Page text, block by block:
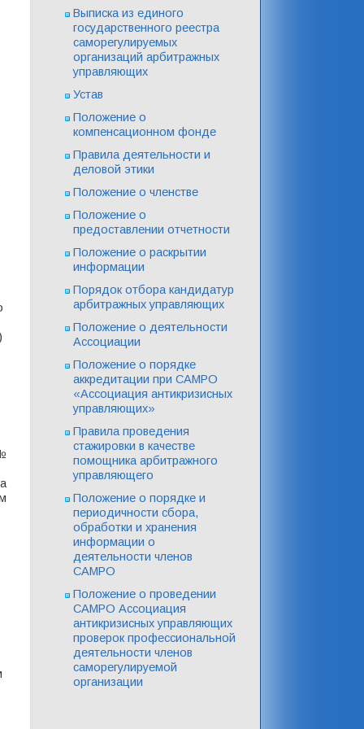
Выписка из единого
государственного реестра
саморегулируемых
организаций арбитражных
управляющих
Устав
Положение о
компенсационном фонде
Правила деятельности и
деловой этики
Положение о членстве
Положение о
предоставлении отчетности
Положение о раскрытии
информации
Порядок отбора кандидатур
арбитражных управляющих
Положение о деятельности
Ассоциации
Положение о порядке
аккредитации при САМРО
«Ассоциация антикризисных
управляющих»
Правила проведения
стажировки в качестве
помощника арбитражного
управляющего
Положение о порядке и
периодичности сбора,
обработки и хранения
информации о
деятельности членов
САМРО
Положение о проведении
САМРО Ассоциация
антикризисных управляющих
проверок профессиональной
деятельности членов
саморегулируемой
организации